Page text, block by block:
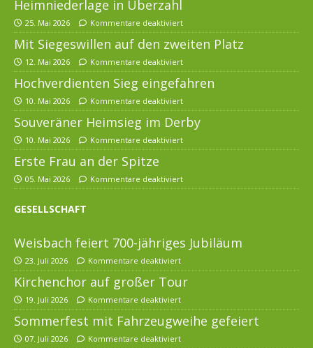
Heimniederlage in Überzahl
25. Mai 2026 Kommentare deaktiviert
Mit Siegeswillen auf den zweiten Platz
12. Mai 2026 Kommentare deaktiviert
Hochverdienten Sieg eingefahren
10. Mai 2026 Kommentare deaktiviert
Souveräner Heimsieg im Derby
10. Mai 2026 Kommentare deaktiviert
Erste Frau an der Spitze
05. Mai 2026 Kommentare deaktiviert
GESELLSCHAFT
Weisbach feiert 700-jähriges Jubiläum
23. Juli 2026 Kommentare deaktiviert
Kirchenchor auf großer Tour
19. Juli 2026 Kommentare deaktiviert
Sommerfest mit Fahrzeugweihe gefeiert
07. Juli 2026 Kommentare deaktiviert